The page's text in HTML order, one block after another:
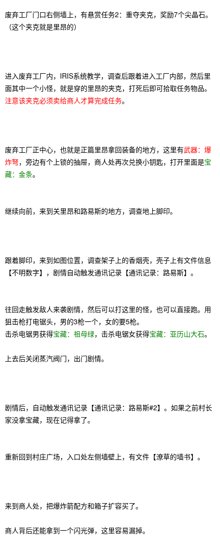
废弃工厂门口右侧墙上，有悬赏任务2：重夺夹克，奖励7个尖晶石。
（这个夹克就是里昂的）
进入废弃工厂内，IRIS系统教学，调查后跟着进入工厂内部，然后里
面其中一个小怪，就是穿的里昂的夹克，打死后即可拾取任务物品。
注意该夹克必须卖给商人才算完成任务。
废弃工厂正中心，也就是正篇里昂拿回装备的地方，这里有武器：爆
炸弩，旁边有个上锁的抽屉，商人处再次兑换小钥匙，打开里面是宝
藏：金条。
继续向前，来到关里昂和路易斯的地方，调查地上脚印。
跟着脚印，来到如图位置，调查架子上的香烟壳，壳子上有文件信息
【不明数字】，剧情自动触发通讯记录【通讯记录：路易斯】。
往回走触发敌人来袭剧情，然后可以打这里的怪，也可以直接跑。用
狙击枪打电锯头，男的3枪一个，女的要5枪。
击杀电锯男获得宝藏：祖母绿，击杀电锯女获得宝藏：亚历山大石。
上去后关闭蒸汽阀门，出门剧情。
剧情后，自动触发通讯记录【通讯记录：路易斯#2】。如果之前村长
家没拿宝藏，现在记得拿了。
重新回到村庄广场，入口处左侧墙壁上，有文件【潦草的墙书】。
来到商人处，把爆炸箭配方和箱子扩容买了。
商人背后还能拿到一个闪光弹，这里容易漏掉。